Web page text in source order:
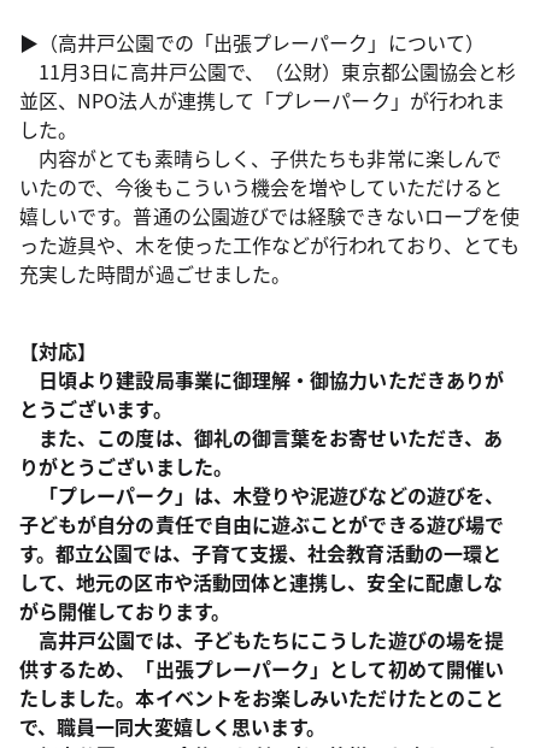
▶（高井戸公園での「出張プレーパーク」について）
11月3日に高井戸公園で、（公財）東京都公園協会と杉
並区、NPO法人が連携して「プレーパーク」が行われま
した。
内容がとても素晴らしく、子供たちも非常に楽しんで
いたので、今後もこういう機会を増やしていただけると
嬉しいです。普通の公園遊びでは経験できないロープを使
った遊具や、木を使った工作などが行われており、とても
充実した時間が過ごせました。
【対応】
日頃より建設局事業に御理解・御協力いただきありが
とうございます。
また、この度は、御礼の御言葉をお寄せいただき、あ
りがとうございました。
「プレーパーク」は、木登りや泥遊びなどの遊びを、
子どもが自分の責任で自由に遊ぶことができる遊び場で
す。都立公園では、子育て支援、社会教育活動の一環と
して、地元の区市や活動団体と連携し、安全に配慮しな
がら開催しております。
高井戸公園では、子どもたちにこうした遊びの場を提
供するため、「出張プレーパーク」として初めて開催い
たしました。本イベントをお楽しみいただけたとのこと
で、職員一同大変嬉しく思います。